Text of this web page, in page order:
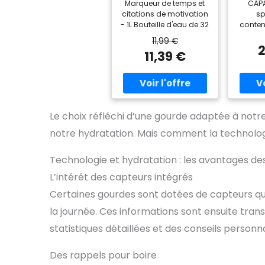
Marqueur de temps et
citations de motivation
- 1L Bouteille d'eau de 32
oz avec des heures à
boire et des citations de
motivation, elle est
votre volume de la
consommation d'eau
quotidien, vous assurer
vous motiver à boire
plus. Nos bouteilles
objectifs de fitness, y
compris le régime, la
diète et de la santé
totale. Conception
étanche et fonctionnelle
- Il suffit de l'ouvrir avec
une main en cliquant
est conçu avec un
11,99 €
11,39 €
et
la
aux
est
Le choix réfléchi d’une gourde adaptée à
notre hydratation. Mais comment la
Technologie et hydratation : les avantages
L’intérêt des capteurs intégrés
Certaines gourdes sont dotées de capteurs
la journée. Ces informations sont ensuite
statistiques détaillées et des conseils
Des rappels pour boire